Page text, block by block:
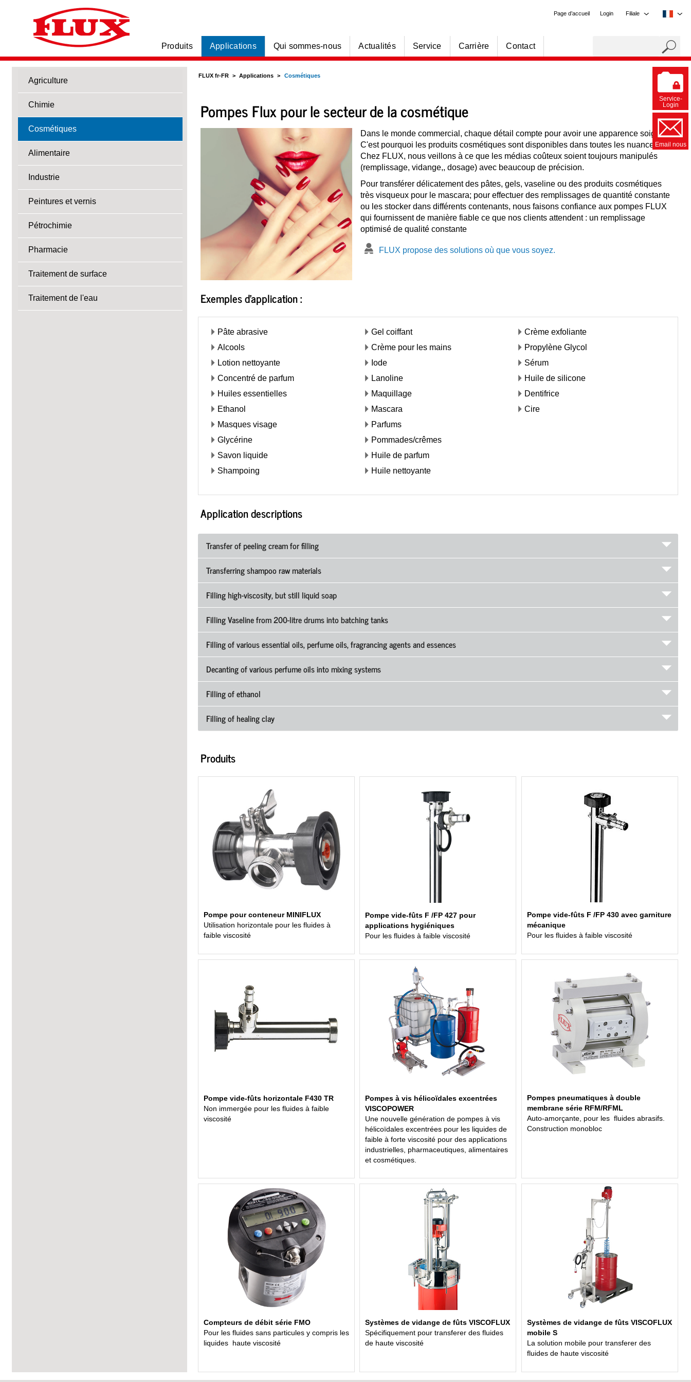
Filiale
Login
Page d’accueil
Produits Applications Qui sommes-nous Actualités Service Carrière Contact
Service-
Login
Email nous
Agriculture
Chimie
Cosmétiques
Alimentaire
Industrie
Peintures et vernis
Pétrochimie
Pharmacie
Traitement de surface
Traitement de l'eau
FLUX fr-FR Applications Cosmétiques
Pompes Flux pour le secteur de la cosmétique
Dans le monde commercial, chaque détail compte pour avoir une apparence soignée.
C'est pourquoi les produits cosmétiques sont disponibles dans toutes les nuances.
Chez FLUX, nous veillons à ce que les médias coûteux soient toujours manipulés
(remplissage, vidange,, dosage) avec beaucoup de précision.
Pour transférer délicatement des pâtes, gels, vaseline ou des produits cosmétiques
très visqueux pour le mascara; pour effectuer des remplissages de quantité constante
ou les stocker dans différents contenants, nous faisons confiance aux pompes FLUX
qui fournissent de manière fiable ce que nos clients attendent : un remplissage
optimisé de qualité constante
FLUX propose des solutions où que vous soyez.
Exemples d'application :
Pâte abrasive
Alcools
Lotion nettoyante
Concentré de parfum
Huiles essentielles
Ethanol
Masques visage
Glycérine
Savon liquide
Shampoing
Gel coiffant
Crème pour les mains
Iode
Lanoline
Maquillage
Mascara
Parfums
Pommades/crêmes
Huile de parfum
Huile nettoyante
Crème exfoliante
Propylène Glycol
Sérum
Huile de silicone
Dentifrice
Cire
Application descriptions
Transfer of peeling cream for filling
Transferring shampoo raw materials
Filling high-viscosity, but still liquid soap
Filling Vaseline from 200-litre drums into batching tanks
Filling of various essential oils, perfume oils, fragrancing agents and essences
Decanting of various perfume oils into mixing systems
Filling of ethanol
Filling of healing clay
Produits
Pompe pour conteneur MINIFLUX
Utilisation horizontale pour les fluides à
faible viscosité
Pompe vide-fûts F /FP 427 pour
applications hygiéniques
Pour les fluides à faible viscosité
Pompe vide-fûts F /FP 430 avec garniture
mécanique
Pour les fluides à faible viscosité
Pompe vide-fûts horizontale F430 TR
Non immergée pour les fluides à faible
viscosité
Pompes à vis hélicoïdales excentrées
VISCOPOWER
Une nouvelle génération de pompes à vis
hélicoïdales excentrées pour les liquides de
faible à forte viscosité pour des applications
industrielles, pharmaceutiques, alimentaires
et cosmétiques.
Pompes pneumatiques à double
membrane série RFM/RFML
Auto-amorçante, pour les fluides abrasifs.
Construction monobloc
Compteurs de débit série FMO
Pour les fluides sans particules y compris les
liquides haute viscosité
Systèmes de vidange de fûts VISCOFLUX
Spécifiquement pour transferer des fluides
de haute viscosité
Systèmes de vidange de fûts VISCOFLUX
mobile S
La solution mobile pour transferer des
fluides de haute viscosité